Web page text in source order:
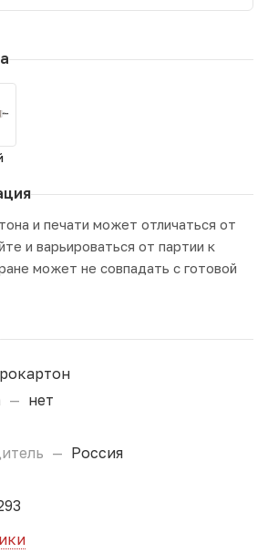
и печати может отличаться от
и варьироваться от партии к
может не совпадать с готовой
— нет
— Россия